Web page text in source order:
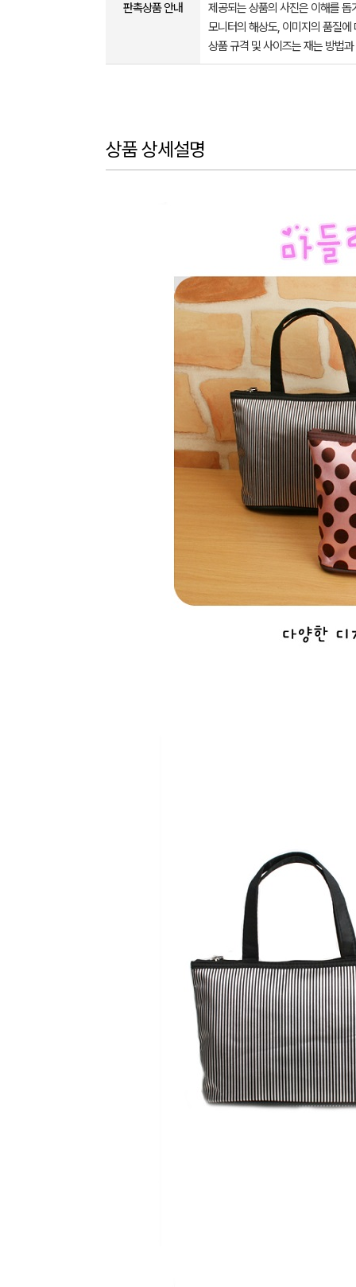
판촉상품 안내
제공되는 상품의 사진은 이해를
모니터의 해상도, 이미지의 품질
상품 규격 및 사이즈는 재는 방법
상품 상세설명